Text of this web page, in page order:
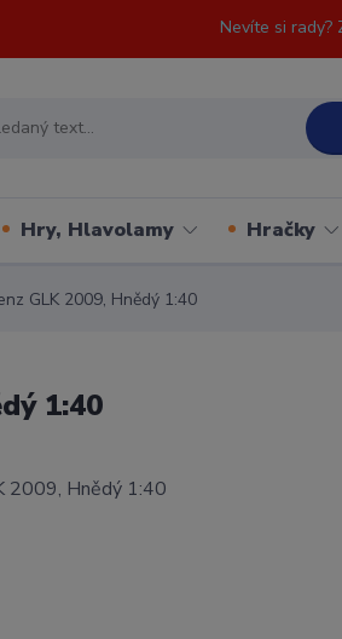
Nevíte si rady?
Hry, Hlavolamy Hračky
GLK 2009, Hnědý 1:40
1:40